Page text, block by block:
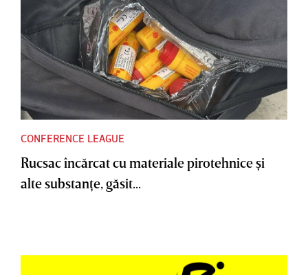
CONFERENCE LEAGUE
Rucsac încărcat cu materiale pirotehnice şi
alte substanţe, găsit...